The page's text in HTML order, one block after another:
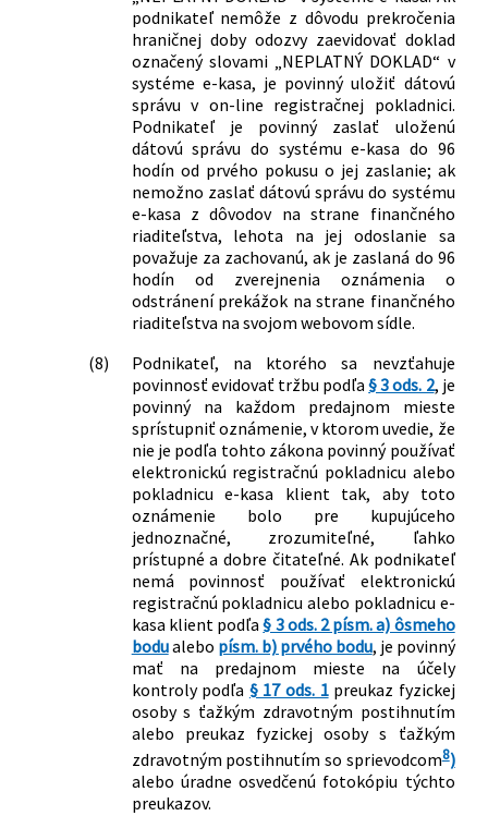
podnikateľ nemôže z dôvodu prekročenia
hraničnej doby odozvy zaevidovať doklad
označený slovami „NEPLATNÝ DOKLAD“ v
systéme e-kasa, je povinný uložiť dátovú
správu v on-line registračnej pokladnici.
Podnikateľ je povinný zaslať uloženú
dátovú správu do systému e-kasa do 96
hodín od prvého pokusu o jej zaslanie; ak
nemožno zaslať dátovú správu do systému
e-kasa z dôvodov na strane finančného
riaditeľstva, lehota na jej odoslanie sa
považuje za zachovanú, ak je zaslaná do 96
hodín od zverejnenia oznámenia o
odstránení prekážok na strane finančného
riaditeľstva na svojom webovom sídle.
(8)
Podnikateľ, na ktorého sa nevzťahuje
povinnosť evidovať tržbu podľa§ 3 ods. 2, je
povinný na každom predajnom mieste
sprístupniť oznámenie, v ktorom uvedie, že
nie je podľa tohto zákona povinný používať
elektronickú registračnú pokladnicu alebo
pokladnicu e-kasa klient tak, aby toto
oznámenie bolo pre kupujúceho
jednoznačné, zrozumiteľné, ľahko
prístupné a dobre čitateľné. Ak podnikateľ
nemá povinnosť používať elektronickú
registračnú pokladnicu alebo pokladnicu e-
kasa klient podľa§ 3 ods. 2 písm. a) ôsmeho
bodualebo písm. b) prvého bodu, je povinný
mať na predajnom mieste na účely
kontroly podľa § 17 ods. 1preukaz fyzickej
osoby s ťažkým zdravotným postihnutím
alebo preukaz fyzickej osoby s ťažkým
zdravotným postihnutím so sprievodcom8)
alebo úradne osvedčenú fotokópiu týchto
preukazov.